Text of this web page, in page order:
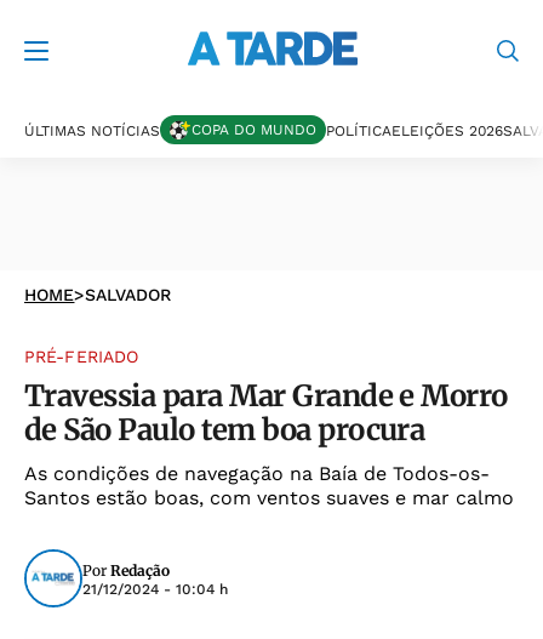
ÚLTIMAS NOTÍCIAS COPA DO MUNDO POLÍTICAELEIÇÕES 2026
HOME>SALVADOR
PRÉ-FERIADO
Travessia para Mar Grande e Morro
de São Paulo tem boa procura
As condições de navegação na Baía de Todos-os-
Santos estão boas, com ventos suaves e mar calmo
Por Redação
21/12/2024 - 10:04 h